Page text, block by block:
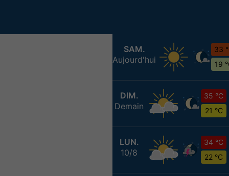
SAM.
Aujourd'hui
33
19
DIM.
Demain
35 °C
21 °C
LUN.
10/8
34 °C
22 °C